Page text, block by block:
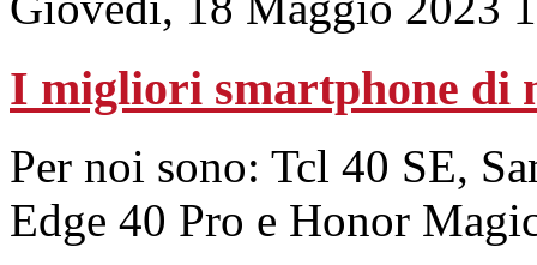
I migliori smartphone di
Per noi sono: Tcl 40 SE,
Edge 40 Pro e Honor